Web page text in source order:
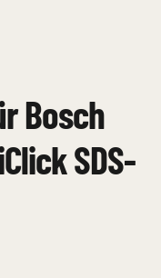
Bosch
SDS-